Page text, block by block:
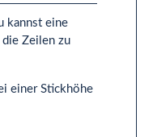
kannst eine
die Zeilen zu
einer Stickhöhe